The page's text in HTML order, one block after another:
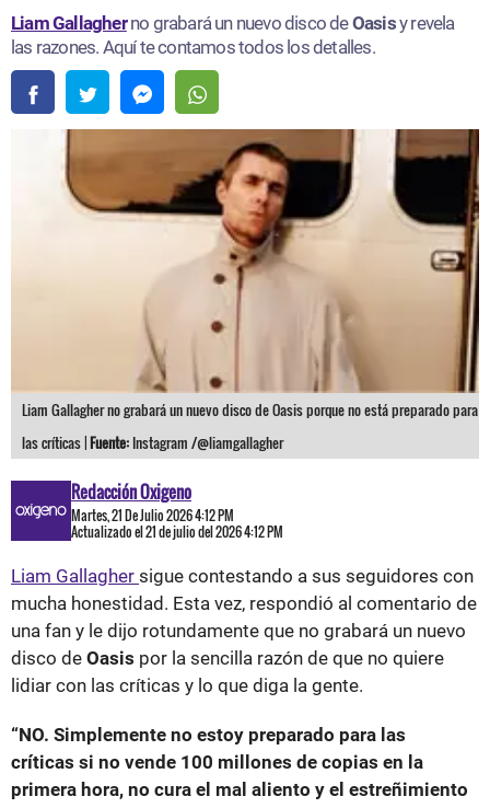
Liam Gallagherno grabará un nuevo disco deOasisy revela
las razones. Aquí te contamos todos los detalles.
Liam Gallagher no grabará un nuevo disco de Oasis porque no está preparado para
las críticas |Fuente: Instagram /@liamgallagher
Redacción Oxigeno
Martes, 21 De Julio 2026 4:12 PM
Actualizado el 21 de julio del 2026 4:12 PM
Liam Gallagher sigue contestando a sus seguidores con
mucha honestidad. Esta vez, respondió al comentario de
una fan y le dijo rotundamente que no grabará un nuevo
disco de Oasis por la sencilla razón de que no quiere
lidiar con las críticas y lo que diga la gente.
“NO. Simplemente no estoy preparado para las
críticas si no vende 100 millones de copias en la
primera hora, no cura el mal aliento y el estreñimiento